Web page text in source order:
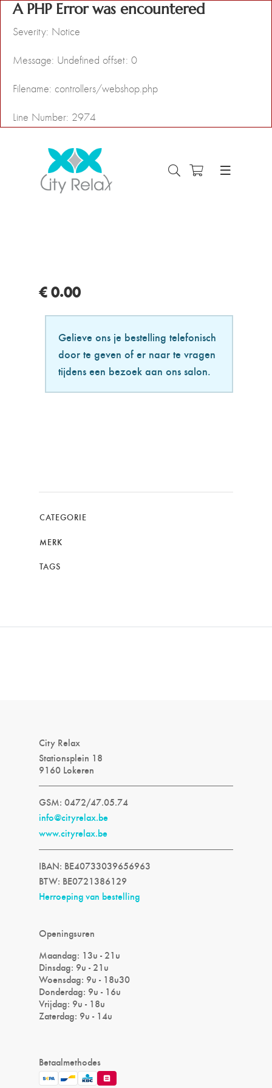
A PHP Error was encountered
Severity: Notice
Message: Undefined offset: 0
Filename: controllers/webshop.php
Line Number: 2974
€ 0.00
Gelieve ons je bestelling telefonisch
door te geven of er naar te vragen
tijdens een bezoek aan ons salon.
CATEGORIE
MERK
TAGS
City Relax
Stationsplein 18
9160 Lokeren
GSM: 0472/47.05.74
info@cityrelax.be
www.cityrelax.be
IBAN: BE40733039656963
BTW: BE0721386129
Herroeping van bestelling
Openingsuren
Maandag: 13u - 21u
Dinsdag: 9u - 21u
Woensdag: 9u - 18u30
Donderdag: 9u - 16u
Vrijdag: 9u - 18u
Zaterdag: 9u - 14u
Betaalmethodes